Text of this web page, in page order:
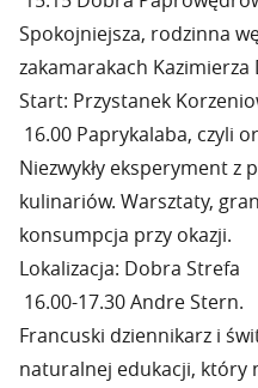
Spokojniejsza, rodzinna
zakamarakach Kazimierza
Start: Przystanek
16.00 Paprykalaba, czyli
Niezwykły eksperyment z
kulinariów. Warsztaty,
konsumpcja przy okazji.
Lokalizacja: Dobra Strefa
16.00-17.30 Andre Stern.
Francuski dziennikarz i
naturalnej edukacji, który